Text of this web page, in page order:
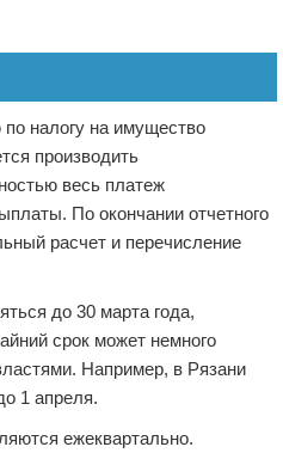
налогу на имущество
производить
весь платеж
По окончании отчетного
расчет и перечисление
до 30 марта года,
срок может немного
Например, в Рязани
1 апреля.
ежеквартально.